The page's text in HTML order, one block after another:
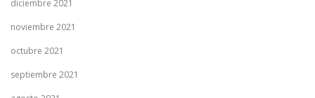
diciembre 2021
noviembre 2021
octubre 2021
septiembre 2021